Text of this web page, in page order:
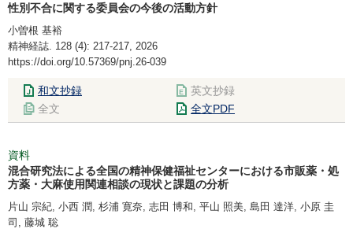
性別不合に関する委員会の今後の活動方針
小曽根 基裕
精神経誌. 128 (4): 217-217, 2026
https://doi.org/10.57369/pnj.26-039
和文抄録
英文抄録
全文
全文PDF
資料
混合研究法による全国の精神保健福祉センターにおける市販薬・処
方薬・大麻使用関連相談の現状と課題の分析
片山 宗紀, 小西 潤, 杉浦 寛奈, 志田 博和, 平山 照美, 島田 達洋, 小原 圭
司, 藤城 聡